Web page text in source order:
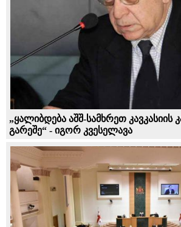
„ყალიბდება აშშ-სამხრეთ კავკასიის
გარეშე“ - იგორ კვესელავა